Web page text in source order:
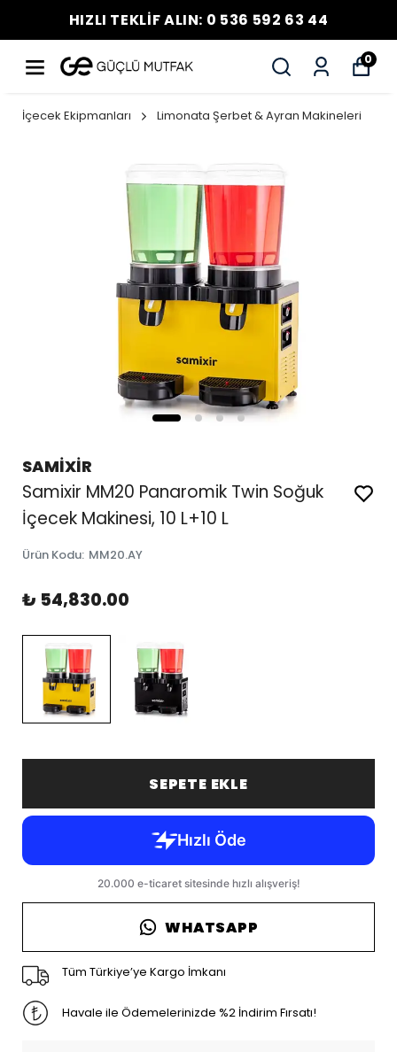
HIZLI TEKLİF ALIN: 0 536 592 63 44
0
İçecek Ekipmanları Limonata Şerbet & Ayran Makineleri
SAMİXİR
Samixir MM20 Panaromik Twin Soğuk
İçecek Makinesi, 10 L+10 L
Ürün Kodu: MM20.AY
₺ 54,830.00
SEPETE EKLE
WHATSAPP
Tüm Türkiye’ye Kargo İmkanı
Havale ile Ödemelerinizde %2 İndirim Fırsatı!